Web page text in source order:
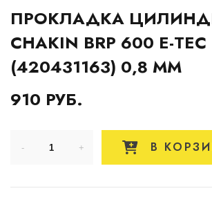
ПРОКЛАДКА
CHAKIN BRP 600 E-TEC
(420431163) 0,8 ММ
910 РУБ.
В